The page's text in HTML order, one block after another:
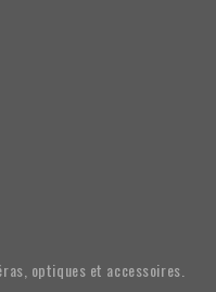
optiques et accessoires.